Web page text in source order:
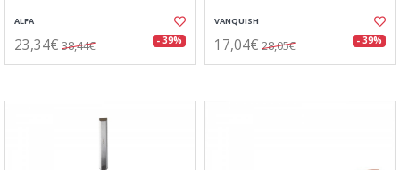
ALFA
23,34€ 38,44€ - 39%
VANQUISH
17,04€ 28,05€ - 39%